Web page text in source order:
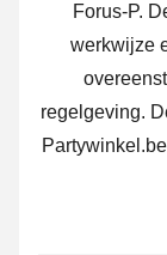
Forus-P.
werkwijze
regelgeving.